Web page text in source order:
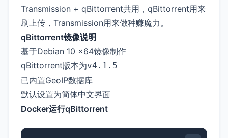
Transmission + qBittorrent共用，qBittorrent用来
刷上传，Transmission用来做种赚魔力。
qBittorrent镜像说明
基于Debian 10 x64镜像制作
qBittorrent版本为v4.1.5
已内置GeoIP数据库
默认设置为简体中文界面
Docker运行qBittorrent